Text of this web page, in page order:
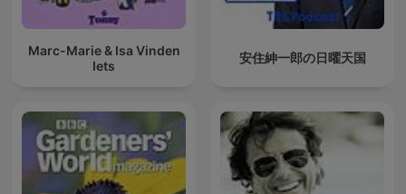
Marc-Marie & Isa Vinden
Iets
安住紳一郎の日曜天国